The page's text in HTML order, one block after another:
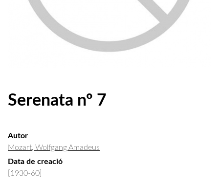
Serenata nº 7
Autor
Mozart, Wolfgang Amadeus
Data de creació
[1930-60]